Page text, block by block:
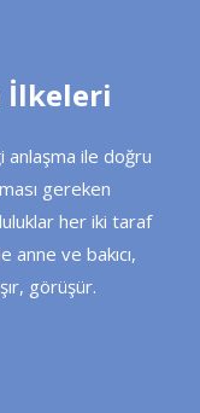
İlkeleri
anlaşma ile doğru
gereken
her iki taraf
anne ve bakıcı,
görüşür.